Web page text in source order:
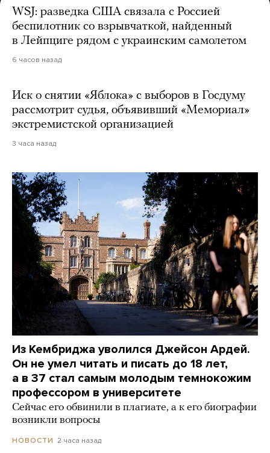
WSJ: разведка США связала с Россией
беспилотник со взрывчаткой, найденный
в Лейпциге рядом с украинским самолетом
6 часов назад
Иск о снятии «Яблока» с выборов в Госдуму
рассмотрит судья, объявивший «Мемориал»
экстремистской организацией
3 часа назад
Из Кембриджа уволился Джейсон Ардей.
Он не умел читать и писать до 18 лет,
а в 37 стал самым молодым темнокожим
профессором в университете
Сейчас его обвинили в плагиате, а к его биографии
возникли вопросы
НОВОСТИ 2 часа назад